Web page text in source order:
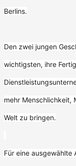
Berlins.
Den zwei jungen
wichtigsten, ihre
mehr Menschlichkeit,
Welt zu bringen.
Für eine ausgewählte